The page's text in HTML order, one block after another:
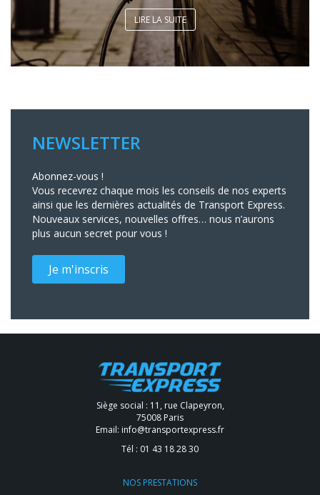
LIRE LA SUITE
NEWSLETTER
Abonnez-vous !
Vous recevrez chaque mois les conseils de nos experts
ainsi que les dernières actualités de Transport Express.
Nouveaux services, nouvelles offres… nous n’aurons
plus aucun secret pour vous !
Je m'inscris
Siège social : 11, rue Clapeyron,
75008 Paris
Email: info@transportexpress.fr
Tél : 01 43 18 28 30
NOS PRESTATIONS